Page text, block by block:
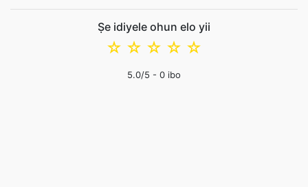
Ṣe idiyele ohun elo yii
☆
☆
☆
☆
☆
5.0/5 - 0 ibo